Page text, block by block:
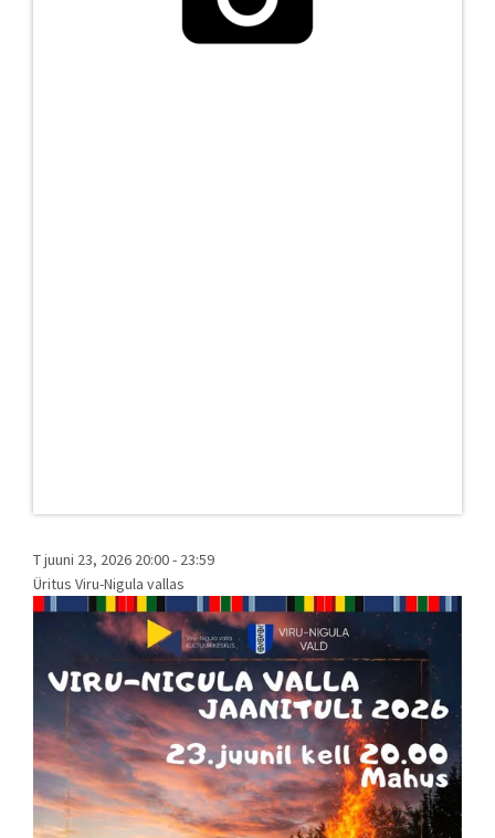
T juuni 23, 2026 20:00- 23:59
Üritus Viru-Nigula vallas